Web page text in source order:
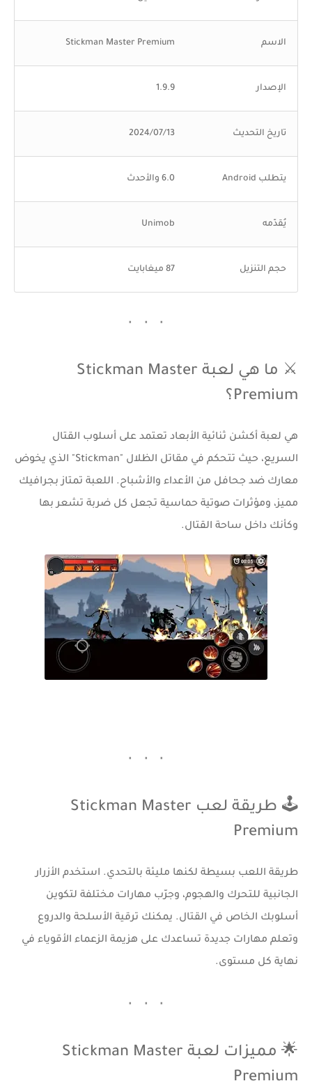
الاسم Stickman Master Premium
الإصدار 1.9.9
تاريخ التحديث 13‏/07‏/2024
يتطلب Android 6.0 والأحدث
يُقدّمه Unimob
حجم التنزيل 87 ميغابايت
⚔️ ما هي لعبة Stickman Master
Premium؟
هي لعبة أكشن ثنائية الأبعاد تعتمد على أسلوب القتال
السريع، حيث تتحكم في مقاتل الظلال "Stickman" الذي يخوض
معارك ضد جحافل من الأعداء والأشباح. اللعبة تمتاز بجرافيك
مميز، ومؤثرات صوتية حماسية تجعل كل ضربة تشعر بها
وكأنك داخل ساحة القتال.
🕹️ طريقة لعب Stickman Master
Premium
طريقة اللعب بسيطة لكنها مليئة بالتحدي. استخدم الأزرار
الجانبية للتحرك والهجوم، وجرّب مهارات مختلفة لتكوين
أسلوبك الخاص في القتال. يمكنك ترقية الأسلحة والدروع
وتعلم مهارات جديدة تساعدك على هزيمة الزعماء الأقوياء في
نهاية كل مستوى.
🌟 مميزات لعبة Stickman Master
Premium